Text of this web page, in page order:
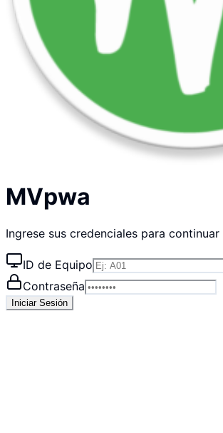
MVpwa
Ingrese sus credenciales para continuar
ID de Equipo
Contraseña
Iniciar Sesión